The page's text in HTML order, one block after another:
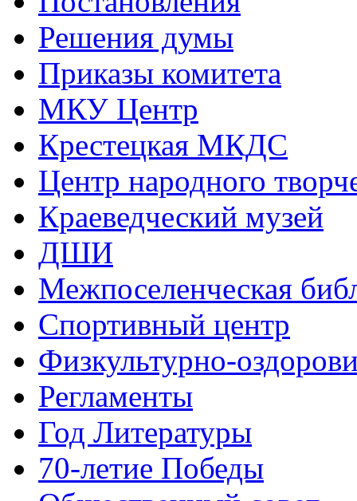
Решения думы
Приказы комитета
МКУ Центр
Крестецкая МКДС
Центр народного
Краеведческий музей
ДШИ
Межпоселенческая
Спортивный центр
Физкультурно-
Регламенты
Год Литературы
70-летие Победы